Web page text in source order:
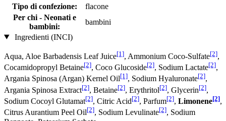
Tipo di confezione:
flacone
Per chi - Neonati e
bambini:
bambini
Ingredienti (INCI)
Aqua, Aloe Barbadensis Leaf Juice[1], Ammonium Coco-Sulfate[2],
Cocamidopropyl Betaine[2], Coco Glucoside[2], Sodium Lactate[2],
Argania Spinosa (Argan) Kernel Oil[1], Sodium Hyaluronate[2],
Argania Spinosa Extract[2], Betaine[2], Erythritol[2], Glycerin[2],
Sodium Cocoyl Glutamat[2], Citric Acid[2], Parfum[2], Limonene[2],
Citrus Aurantium Peel Oil[2], Sodium Levulinate[2], Sodium